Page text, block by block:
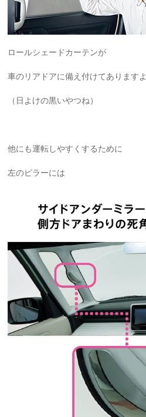
ロールシェードカーテンが
車のリアドアに備え付けてありますよ
（日よけの黒いやつね）
他にも運転しやすくするために
左のピラーには